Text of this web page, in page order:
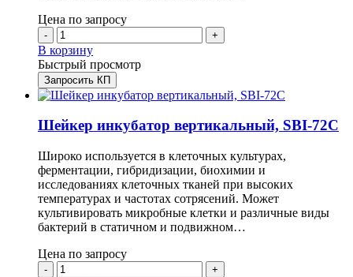
Цена по запросу
- +
В корзину
Быстрый просмотр
Запросить КП
Шейкер инкубатор вертикальный, SBI-72C
Широко используется в клеточных культурах,
ферментации, гибридизации, биохимии и
исследованиях клеточных тканей при высоких
температурах и частотах сотрясений. Может
культивировать микробные клетки и различные виды
бактерий в статичном и подвижном…
Цена по запросу
- +